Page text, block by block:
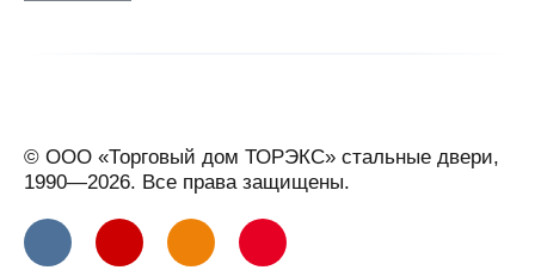
© ООО «Торговый дом ТОРЭКС» стальные двери,
1990—2026. Все права защищены.